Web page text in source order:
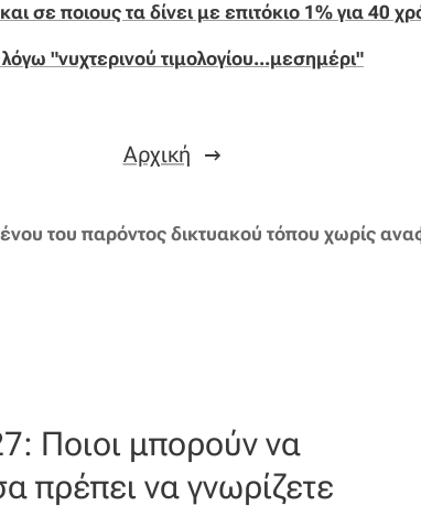
σε ποιους τα δίνει με επιτόκιο 1% για 40
"νυχτερινού τιμολογίου...μεσημέρι"
Αρχική
του παρόντος δικτυακού τόπου χωρίς
Ποιοι μπορούν να
να γνωρίζετε